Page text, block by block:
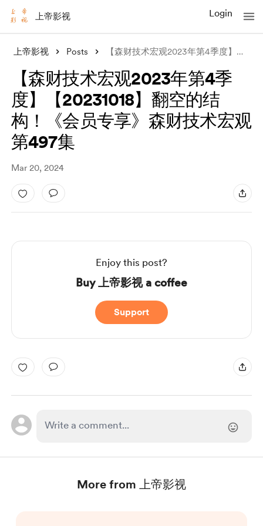
上帝影视 Login
上帝影视 Posts 【森财技术宏观2023年第4季度】【20231018】翻空的结构！《会员专享》森
【森财技术宏观2023年第4季
度】【20231018】翻空的结
构！《会员专享》森财技术宏观
第497集
Mar 20, 2024
Enjoy this post?
Buy 上帝影视 a coffee
Support
More from 上帝影视